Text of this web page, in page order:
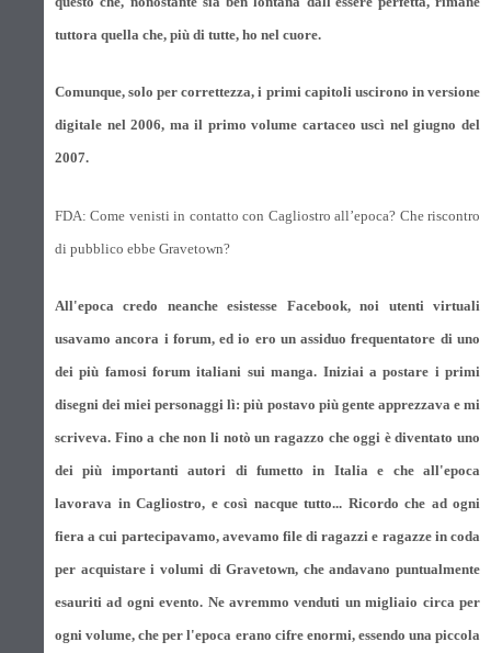
tuttora quella che, più di tutte, ho nel cuore.
Comunque, solo per correttezza, i primi capitoli uscirono in versione
digitale nel 2006, ma il primo volume cartaceo uscì nel giugno del
2007.
FDA: Come venisti in contatto con Cagliostro all’epoca? Che riscontro
di pubblico ebbe Gravetown?
All'epoca credo neanche esistesse Facebook, noi utenti virtuali
usavamo ancora i forum, ed io ero un assiduo frequentatore di uno
dei più famosi forum italiani sui manga. Iniziai a postare i primi
disegni dei miei personaggi lì: più postavo più gente apprezzava e mi
scriveva. Fino a che non li notò un ragazzo che oggi è diventato uno
dei più importanti autori di fumetto in Italia e che all'epoca
lavorava in Cagliostro, e così nacque tutto... Ricordo che ad ogni
fiera a cui partecipavamo, avevamo file di ragazzi e ragazze in coda
per acquistare i volumi di Gravetown, che andavano puntualmente
esauriti ad ogni evento. Ne avremmo venduti un migliaio circa per
ogni volume, che per l'epoca erano cifre enormi, essendo una piccola